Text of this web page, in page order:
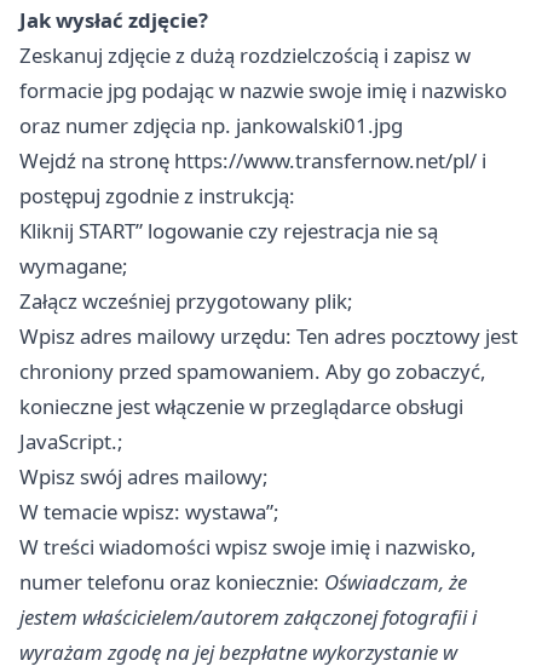
Jak wysłać zdjęcie?
Zeskanuj zdjęcie z dużą rozdzielczością i zapisz w
formacie jpg podając w nazwie swoje imię i nazwisko
oraz numer zdjęcia np. jankowalski01.jpg
Wejdź na stronę https://www.transfernow.net/pl/ i
postępuj zgodnie z instrukcją:
Kliknij START” logowanie czy rejestracja nie są
wymagane;
Załącz wcześniej przygotowany plik;
Wpisz adres mailowy urzędu: Ten adres pocztowy jest
chroniony przed spamowaniem. Aby go zobaczyć,
konieczne jest włączenie w przeglądarce obsługi
JavaScript.;
Wpisz swój adres mailowy;
W temacie wpisz: wystawa”;
W treści wiadomości wpisz swoje imię i nazwisko,
numer telefonu oraz koniecznie: Oświadczam, że
jestem właścicielem/autorem załączonej fotografii i
wyrażam zgodę na jej bezpłatne wykorzystanie w